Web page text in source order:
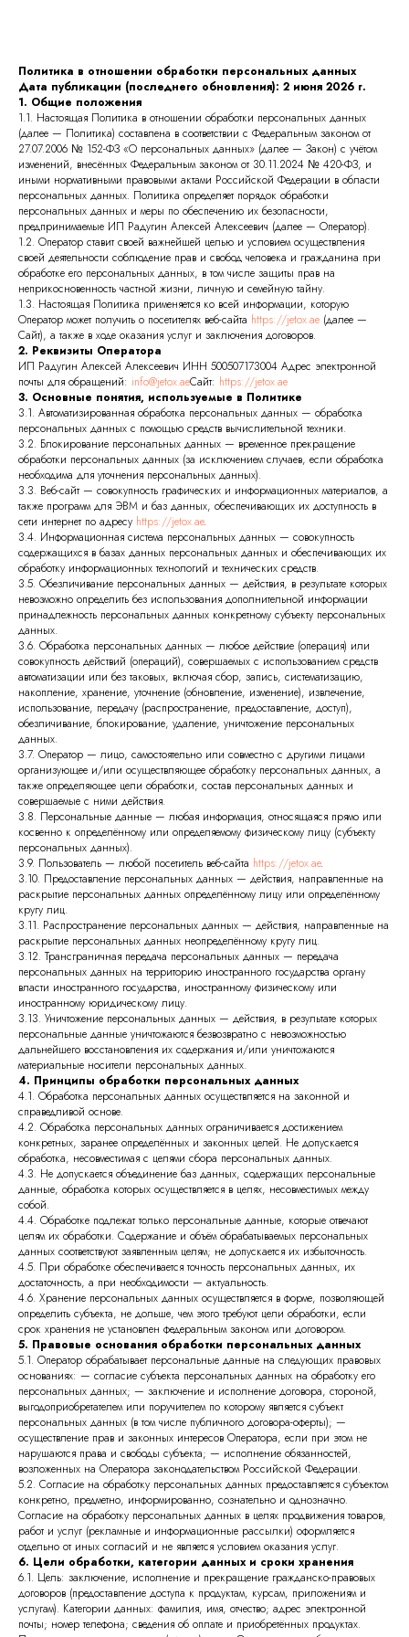
Политика в отношении обработки персональных данных
Дата публикации (последнего обновления): 2 июня 2026 г.
1. Общие положения
1.1. Настоящая Политика в отношении обработки персональных данных
(далее — Политика) составлена в соответствии с Федеральным законом от
27.07.2006 № 152-ФЗ «О персональных данных» (далее — Закон) с учётом
изменений, внесённых Федеральным законом от 30.11.2024 № 420-ФЗ, и
иными нормативными правовыми актами Российской Федерации в области
персональных данных. Политика определяет порядок обработки
персональных данных и меры по обеспечению их безопасности,
предпринимаемые ИП Радугин Алексей Алексеевич (далее — Оператор).
1.2. Оператор ставит своей важнейшей целью и условием осуществления
своей деятельности соблюдение прав и свобод человека и гражданина при
обработке его персональных данных, в том числе защиты прав на
неприкосновенность частной жизни, личную и семейную тайну.
1.3. Настоящая Политика применяется ко всей информации, которую
Оператор может получить о посетителях веб-сайта https://jetox.ae (далее —
Сайт), а также в ходе оказания услуг и заключения договоров.
2. Реквизиты Оператора
ИП Радугин Алексей Алексеевич ИНН 500507173004 Адрес электронной
почты для обращений: info@jetox.aeСайт: https://jetox.ae
3. Основные понятия, используемые в Политике
3.1. Автоматизированная обработка персональных данных — обработка
персональных данных с помощью средств вычислительной техники.
3.2. Блокирование персональных данных — временное прекращение
обработки персональных данных (за исключением случаев, если обработка
необходима для уточнения персональных данных).
3.3. Веб-сайт — совокупность графических и информационных материалов, а
также программ для ЭВМ и баз данных, обеспечивающих их доступность в
сети интернет по адресу https://jetox.ae.
3.4. Информационная система персональных данных — совокупность
содержащихся в базах данных персональных данных и обеспечивающих их
обработку информационных технологий и технических средств.
3.5. Обезличивание персональных данных — действия, в результате которых
невозможно определить без использования дополнительной информации
принадлежность персональных данных конкретному субъекту персональных
данных.
3.6. Обработка персональных данных — любое действие (операция) или
совокупность действий (операций), совершаемых с использованием средств
автоматизации или без таковых, включая сбор, запись, систематизацию,
накопление, хранение, уточнение (обновление, изменение), извлечение,
использование, передачу (распространение, предоставление, доступ),
обезличивание, блокирование, удаление, уничтожение персональных
данных.
3.7. Оператор — лицо, самостоятельно или совместно с другими лицами
организующее и/или осуществляющее обработку персональных данных, а
также определяющее цели обработки, состав персональных данных и
совершаемые с ними действия.
3.8. Персональные данные — любая информация, относящаяся прямо или
косвенно к определённому или определяемому физическому лицу (субъекту
персональных данных).
3.9. Пользователь — любой посетитель веб-сайта https://jetox.ae.
3.10. Предоставление персональных данных — действия, направленные на
раскрытие персональных данных определённому лицу или определённому
кругу лиц.
3.11. Распространение персональных данных — действия, направленные на
раскрытие персональных данных неопределённому кругу лиц.
3.12. Трансграничная передача персональных данных — передача
персональных данных на территорию иностранного государства органу
власти иностранного государства, иностранному физическому или
иностранному юридическому лицу.
3.13. Уничтожение персональных данных — действия, в результате которых
персональные данные уничтожаются безвозвратно с невозможностью
дальнейшего восстановления их содержания и/или уничтожаются
материальные носители персональных данных.
4. Принципы обработки персональных данных
4.1. Обработка персональных данных осуществляется на законной и
справедливой основе.
4.2. Обработка персональных данных ограничивается достижением
конкретных, заранее определённых и законных целей. Не допускается
обработка, несовместимая с целями сбора персональных данных.
4.3. Не допускается объединение баз данных, содержащих персональные
данные, обработка которых осуществляется в целях, несовместимых между
собой.
4.4. Обработке подлежат только персональные данные, которые отвечают
целям их обработки. Содержание и объём обрабатываемых персональных
данных соответствуют заявленным целям; не допускается их избыточность.
4.5. При обработке обеспечивается точность персональных данных, их
достаточность, а при необходимости — актуальность.
4.6. Хранение персональных данных осуществляется в форме, позволяющей
определить субъекта, не дольше, чем этого требуют цели обработки, если
срок хранения не установлен федеральным законом или договором.
5. Правовые основания обработки персональных данных
5.1. Оператор обрабатывает персональные данные на следующих правовых
основаниях: — согласие субъекта персональных данных на обработку его
персональных данных; — заключение и исполнение договора, стороной,
выгодоприобретателем или поручителем по которому является субъект
персональных данных (в том числе публичного договора-оферты); —
осуществление прав и законных интересов Оператора, если при этом не
нарушаются права и свободы субъекта; — исполнение обязанностей,
возложенных на Оператора законодательством Российской Федерации.
5.2. Согласие на обработку персональных данных предоставляется субъектом
конкретно, предметно, информированно, сознательно и однозначно.
Согласие на обработку персональных данных в целях продвижения товаров,
работ и услуг (рекламные и информационные рассылки) оформляется
отдельно от иных согласий и не является условием оказания услуг.
6. Цели обработки, категории данных и сроки хранения
6.1. Цель: заключение, исполнение и прекращение гражданско-правовых
договоров (предоставление доступа к продуктам, курсам, приложениям и
услугам). Категории данных: фамилия, имя, отчество; адрес электронной
почты; номер телефона; сведения об оплате и приобретённых продуктах.